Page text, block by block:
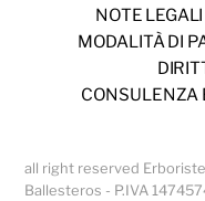
NOTE LEGALI
MODALITÀ DI
CONSULENZA
all right reserved
Ballesteros - P.IVA